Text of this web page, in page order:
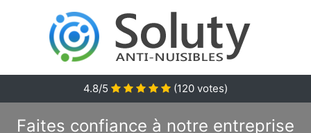
4.8/5 (120 votes)
Faites confiance à notre entreprise